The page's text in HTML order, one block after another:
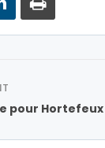
pour